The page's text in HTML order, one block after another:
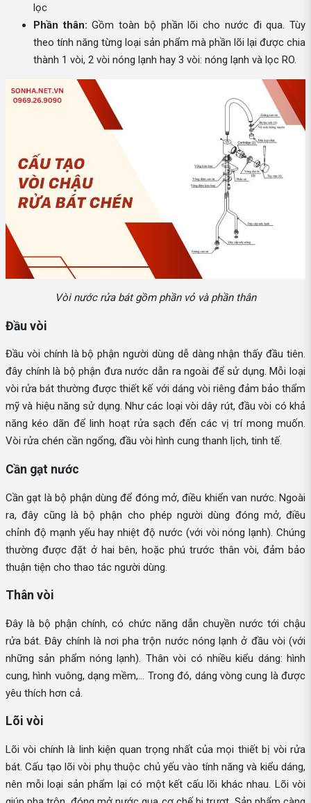
lọc
Phần thân: Gồm toàn bộ phần lõi cho nước đi qua. Tùy
theo tính năng từng loại sản phẩm mà phần lõi lại được chia
thành 1 vòi, 2 vòi nóng lạnh hay 3 vòi: nóng lạnh và lọc RO.
Vòi nước rửa bát gồm phần vỏ và phần thân
Đầu vòi
Đầu vòi chính là bộ phận người dùng dễ dàng nhận thấy đầu tiên.
đây chính là bộ phận đưa nước dẫn ra ngoài để sử dụng. Mỗi loại
vòi rửa bát thường được thiết kế với dáng vòi riêng đảm bảo thẩm
mỹ và hiệu năng sử dụng. Như các loại vòi dây rút, đầu vòi có khả
năng kéo dãn để linh hoạt rửa sạch đến các vị trí mong muốn.
Vòi rửa chén cần ngổng, đầu vòi hình cung thanh lịch, tinh tế.
Cần gạt nước
Cần gạt là bộ phận dùng để đóng mở, điều khiển van nước. Ngoài
ra, đây cũng là bộ phận cho phép người dùng đóng mở, điều
chỉnh độ mạnh yếu hay nhiệt độ nước (với vòi nóng lạnh). Chúng
thường được đặt ở hai bên, hoặc phú trước thân vòi, đảm bảo
thuận tiện cho thao tác người dùng.
Thân vòi
Đây là bộ phận chính, có chức năng dẫn chuyền nước tới chậu
rửa bát. Đây chính là nơi pha trộn nước nóng lạnh ở đầu vòi (với
những sản phẩm nóng lạnh). Thân vòi có nhiều kiểu dáng: hình
cung, hình vuông, dạng mềm,... Trong đó, dáng vòng cung là được
yêu thích hơn cả.
Lõi vòi
Lõi vòi chính là linh kiện quan trọng nhất của mọi thiết bị vòi rửa
bát. Cấu tạo lõi vòi phụ thuộc chủ yếu vào tính năng và kiểu dáng,
nên mỗi loại sản phẩm lại có một kết cấu lõi khác nhau. Lõi vòi